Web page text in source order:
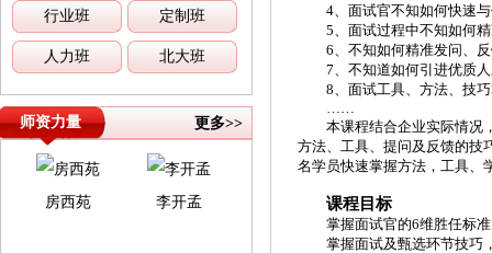
行业班 定制班
人力班 北大班
师资力量 更多>>
房西苑 李开孟
4、面试官不知如何快速
5、面试过程中不知如何
6、不知如何精准发问、
7、不知道如何引进优质
8、面试工具、方法、技
……
本课程结合企业实际情况
方法、工具、提问及反馈的技
名学员快速掌握方法，工具、
课程目标
掌握面试官的6维胜任标
掌握面试及甄选环节技巧